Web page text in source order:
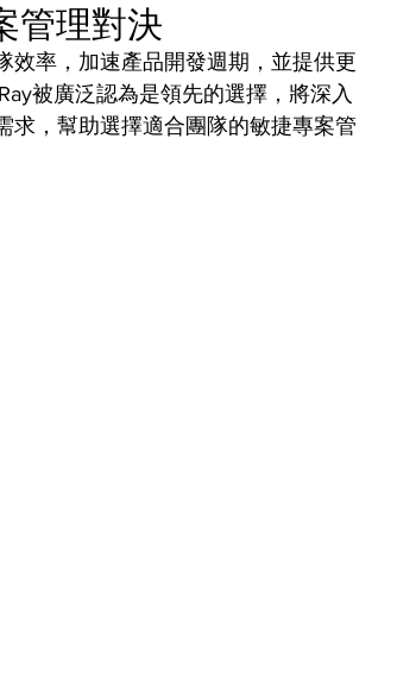
理對決
效率，加速產品開發週期，並提供更
被廣泛認為是領先的選擇，將深入
求，幫助選擇適合團隊的敏捷專案管